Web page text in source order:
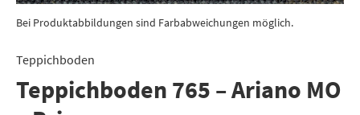
Bei Produktabbildungen sind Farbabweichungen möglich.
Teppichboden
Teppichboden 765 – Ariano MO